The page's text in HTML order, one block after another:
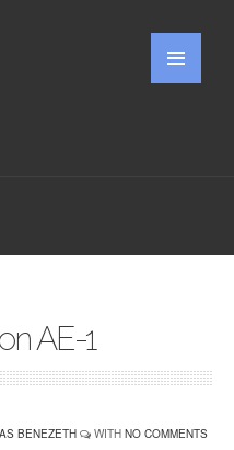
AE-1
BENEZETH WITH NO COMMENTS